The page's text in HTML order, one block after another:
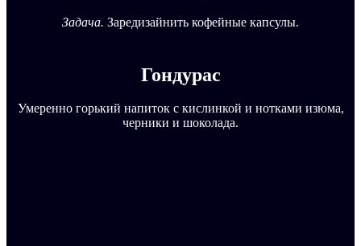
Задача. Заредизайнить кофейные капсулы.
Гондурас
Умеренно горький напиток с кислинкой и нотками изюма,
черники и шоколада.